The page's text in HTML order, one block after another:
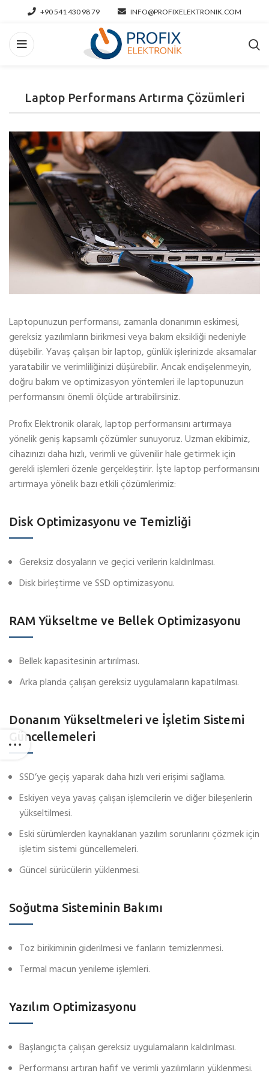
+90 541 430 98 79 INFO@PROFIXELEKTRONIK.COM
Laptop Performans Artırma Çözümleri
Laptopunuzun performansı, zamanla donanımın eskimesi,
gereksiz yazılımların birikmesi veya bakım eksikliği nedeniyle
düşebilir. Yavaş çalışan bir laptop, günlük işlerinizde aksamalar
yaratabilir ve verimliliğinizi düşürebilir. Ancak endişelenmeyin,
doğru bakım ve optimizasyon yöntemleri ile laptopunuzun
performansını önemli ölçüde artırabilirsiniz.
Profix Elektronik olarak, laptop performansını artırmaya
yönelik geniş kapsamlı çözümler sunuyoruz. Uzman ekibimiz,
cihazınızı daha hızlı, verimli ve güvenilir hale getirmek için
gerekli işlemleri özenle gerçekleştirir. İşte laptop performansını
artırmaya yönelik bazı etkili çözümlerimiz:
Disk Optimizasyonu ve Temizliği
Gereksiz dosyaların ve geçici verilerin kaldırılması.
Disk birleştirme ve SSD optimizasyonu.
RAM Yükseltme ve Bellek Optimizasyonu
Bellek kapasitesinin artırılması.
Arka planda çalışan gereksiz uygulamaların kapatılması.
Donanım Yükseltmeleri ve İşletim Sistemi
Güncellemeleri
SSD’ye geçiş yaparak daha hızlı veri erişimi sağlama.
Eskiyen veya yavaş çalışan işlemcilerin ve diğer bileşenlerin
yükseltilmesi.
Eski sürümlerden kaynaklanan yazılım sorunlarını çözmek için
işletim sistemi güncellemeleri.
Güncel sürücülerin yüklenmesi.
Soğutma Sisteminin Bakımı
Toz birikiminin giderilmesi ve fanların temizlenmesi.
Termal macun yenileme işlemleri.
Yazılım Optimizasyonu
Başlangıçta çalışan gereksiz uygulamaların kaldırılması.
Performansı artıran hafif ve verimli yazılımların yüklenmesi.